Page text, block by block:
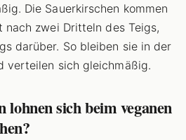
Die Sauerkirschen kommen
nach zwei Dritteln des Teigs,
darüber. So bleiben sie in der
verteilen sich gleichmäßig.
lohnen sich beim veganen